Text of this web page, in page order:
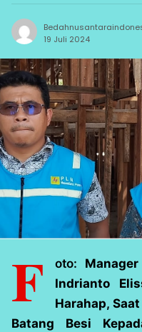
19 Juli 2024
F oto:
Indrianto
Harahap,
Batang Besi